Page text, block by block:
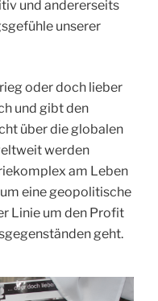
und andererseits
unserer
oder doch lieber
und gibt den
über die globalen
werden
am Leben
eine geopolitische
Linie um den Profit
geht.